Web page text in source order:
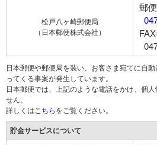
松戸八ヶ崎郵便局
（日本郵便株式会社）
郵
日本郵便や郵便局を装い、お客さま宛てに自
ってくる事案が発生しています。
日本郵便では、上記のような電話をかけ、個
せん。
詳しくは こちらをご覧ください。
貯金サービスについて